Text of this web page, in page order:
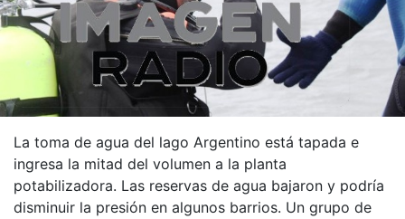
La toma de agua del lago Argentino está tapada e
ingresa la mitad del volumen a la planta
potabilizadora. Las reservas de agua bajaron y podría
disminuir la presión en algunos barrios. Un grupo de